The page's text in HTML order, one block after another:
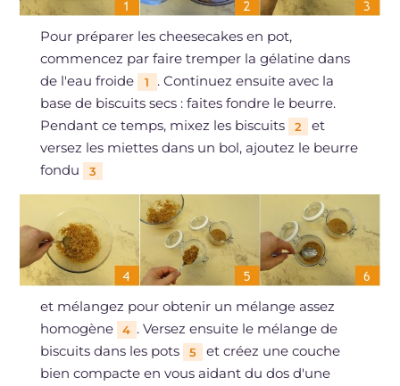
Pour préparer les cheesecakes en pot,
commencez par faire tremper la gélatine dans
de l'eau froide
1
. Continuez ensuite avec la
base de biscuits secs : faites fondre le beurre.
Pendant ce temps, mixez les biscuits
2
et
versez les miettes dans un bol, ajoutez le beurre
fondu
3
et mélangez pour obtenir un mélange assez
homogène
4 . Versez ensuite le mélange de
biscuits dans les pots
5
et créez une couche
bien compacte en vous aidant du dos d'une